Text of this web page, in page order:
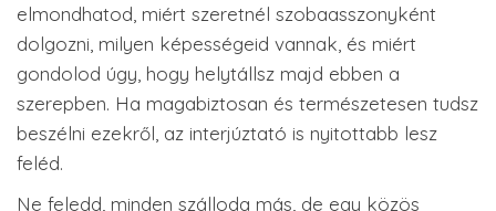
elmondhatod, miért szeretnél szobaasszonyként
dolgozni, milyen képességeid vannak, és miért
gondolod úgy, hogy helytállsz majd ebben a
szerepben. Ha magabiztosan és természetesen tudsz
beszélni ezekről, az interjúztató is nyitottabb lesz
feléd.
Ne feledd, minden szálloda más, de egy közös